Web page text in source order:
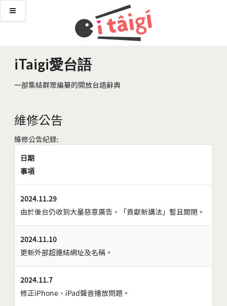
iTaigi愛台語
一部集結群眾編纂的開放台語辭典
維修公告
維修公告紀錄:
日期
事項
2024.11.29
由於後台仍收到大量惡意廣告，「貢獻新講法」暫且關閉。
2024.11.10
更新外部超連結網址及名稱。
2024.11.7
修正iPhone、iPad聲音播放問題。